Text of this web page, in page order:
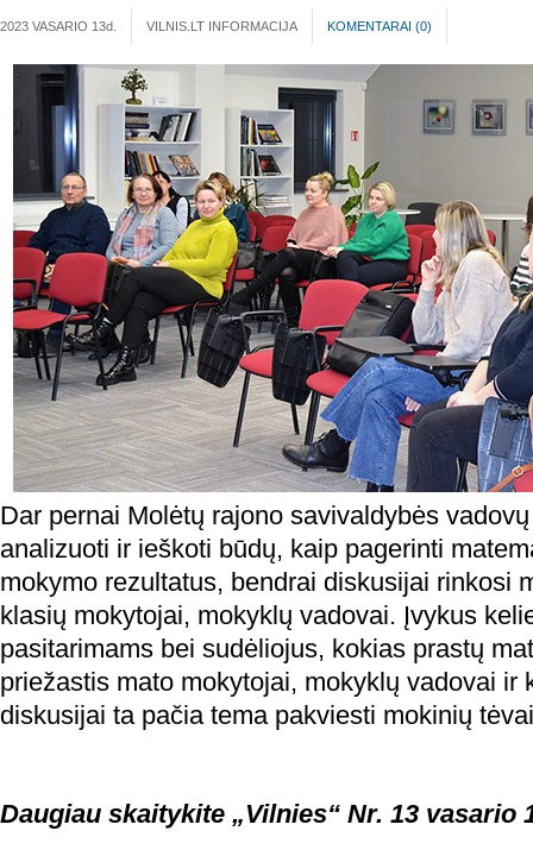
2023 VASARIO 13d. VILNIS.LT INFORMACIJA KOMENTARAI (0)
Dar pernai Molėtų rajono savivaldybės
analizuoti ir ieškoti būdų, kaip pagerinti
mokymo rezultatus, bendrai diskusijai rinkosi
klasių mokytojai, mokyklų vadovai. Įvykus
pasitarimams bei sudėliojus, kokias prastų
priežastis mato mokytojai, mokyklų vadovai ir
diskusijai ta pačia tema pakviesti mokinių
Daugiau skaitykite „Vilnies“ Nr. 13 vasario